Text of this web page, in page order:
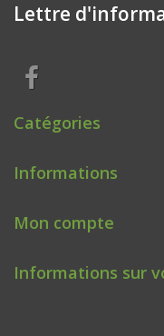
Lettre
Catégories
Informations
Mon compte
Informations sur